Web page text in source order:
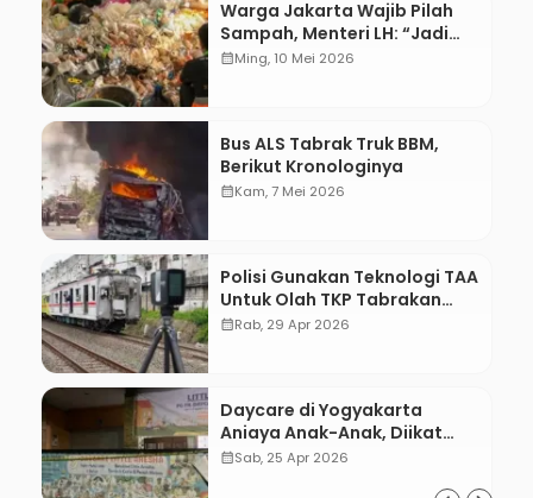
Warga Jakarta Wajib Pilah
Sampah, Menteri LH: “Jadi
Contoh Nih”
calendar_monthMing, 10 Mei 2026
Bus ALS Tabrak Truk BBM,
Berikut Kronologinya
calendar_monthKam, 7 Mei 2026
Polisi Gunakan Teknologi TAA
Untuk Olah TKP Tabrakan
Kereta Bekasi
calendar_monthRab, 29 Apr 2026
Daycare di Yogyakarta
Aniaya Anak-Anak, Diikat
Hingga Lebam
calendar_monthSab, 25 Apr 2026